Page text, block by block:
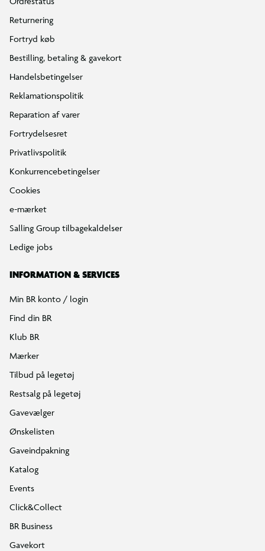
Returnering
Fortryd køb
Bestilling, betaling & gavekort
Handelsbetingelser
Reklamationspolitik
Reparation af varer
Fortrydelsesret
Privatlivspolitik
Konkurrencebetingelser
Cookies
e-mærket
Salling Group tilbagekaldelser
Ledige jobs
INFORMATION & SERVICES
Min BR konto / login
Find din BR
Klub BR
Mærker
Tilbud på legetøj
Restsalg på legetøj
Gavevælger
Ønskelisten
Gaveindpakning
Katalog
Events
Click&Collect
BR Business
Gavekort